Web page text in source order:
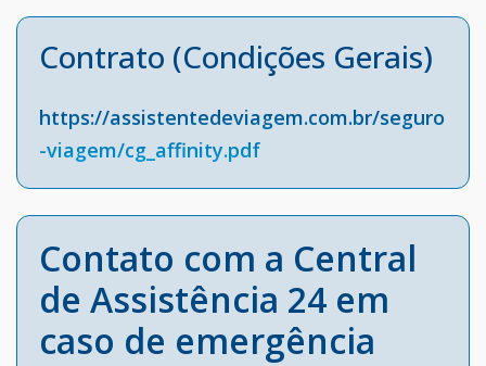
Contrato (Condições Gerais)
https://assistentedeviagem.com.br/seguro
-viagem/cg_affinity.pdf
Contato com a Central
de Assistência 24 em
caso de emergência